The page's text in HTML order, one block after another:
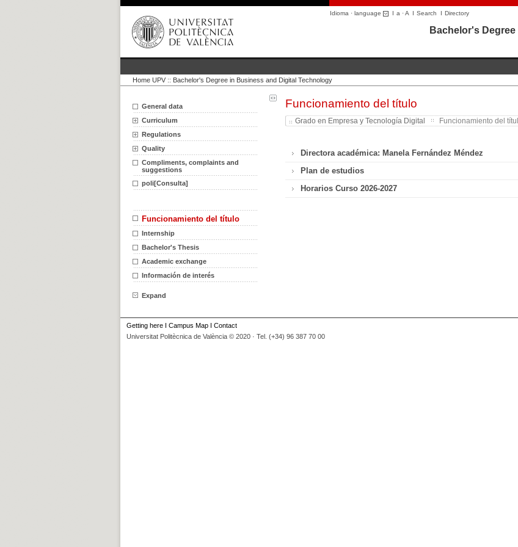
Idioma · language I a ·A I Search I Directory
Bachelor's
Home UPV :: Bachelor's Degree in Business and Digital Technology
General data
Curriculum
Regulations
Quality
Compliments, complaints and
suggestions
poli[Consulta]
Funcionamiento del título
Internship
Bachelor's Thesis
Academic exchange
Información de interés
Expand
Funcionamiento del título
Grado en Empresa y Tecnología Digital Funcionamiento del
Directora académica: Manela Fernández Méndez
Plan de estudios
Horarios Curso 2026-2027
Getting here I Campus Map I Contact
Universitat Politècnica de València © 2020 · Tel. (+34) 96 387 70 00